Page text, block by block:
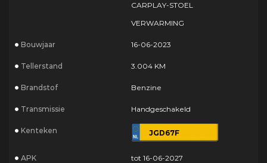
CARPLAY-STOEL
VERWARMING
Bouwjaar 16-06-2023
Tellerstand 3.004 KM
Brandstof Benzine
Transmissie Handgeschakeld
Kenteken JGD67F
APK tot 16-06-2027